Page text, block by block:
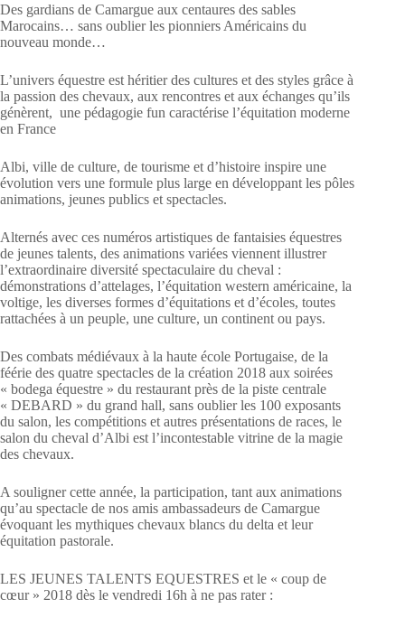
Des gardians de Camargue aux centaures des sables
Marocains… sans oublier les pionniers Américains du
nouveau monde…
L’univers équestre est héritier des cultures et des styles grâce à
la passion des chevaux, aux rencontres et aux échanges qu’ils
génèrent, une pédagogie fun caractérise l’équitation moderne
en France
Albi, ville de culture, de tourisme et d’histoire inspire une
évolution vers une formule plus large en développant les pôles
animations, jeunes publics et spectacles.
Alternés avec ces numéros artistiques de fantaisies équestres
de jeunes talents, des animations variées viennent illustrer
l’extraordinaire diversité spectaculaire du cheval :
démonstrations d’attelages, l’équitation western américaine, la
voltige, les diverses formes d’équitations et d’écoles, toutes
rattachées à un peuple, une culture, un continent ou pays.
Des combats médiévaux à la haute école Portugaise, de la
féérie des quatre spectacles de la création 2018 aux soirées
« bodega équestre » du restaurant près de la piste centrale
« DEBARD » du grand hall, sans oublier les 100 exposants
du salon, les compétitions et autres présentations de races, le
salon du cheval d’Albi est l’incontestable vitrine de la magie
des chevaux.
A souligner cette année, la participation, tant aux animations
qu’au spectacle de nos amis ambassadeurs de Camargue
évoquant les mythiques chevaux blancs du delta et leur
équitation pastorale.
LES JEUNES TALENTS EQUESTRES et le « coup de
cœur » 2018 dès le vendredi 16h à ne pas rater :